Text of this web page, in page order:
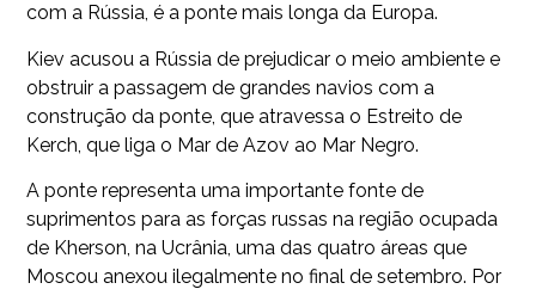
com a Rússia, é a ponte mais longa da Europa.
Kiev acusou a Rússia de prejudicar o meio ambiente e
obstruir a passagem de grandes navios com a
construção da ponte, que atravessa o Estreito de
Kerch, que liga o Mar de Azov ao Mar Negro.
A ponte representa uma importante fonte de
suprimentos para as forças russas na região ocupada
de Kherson, na Ucrânia, uma das quatro áreas que
Moscou anexou ilegalmente no final de setembro. Por